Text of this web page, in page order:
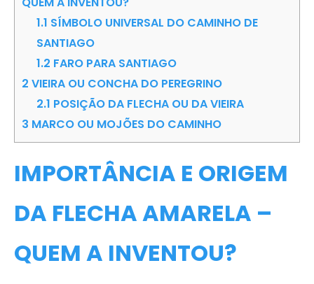
1.1 SÍMBOLO UNIVERSAL DO CAMINHO DE
SANTIAGO
1.2 FARO PARA SANTIAGO
2 VIEIRA OU CONCHA DO PEREGRINO
2.1 POSIÇÃO DA FLECHA OU DA VIEIRA
3 MARCO OU MOJÕES DO CAMINHO
IMPORTÂNCIA E ORIGEM
DA FLECHA AMARELA –
QUEM A INVENTOU?